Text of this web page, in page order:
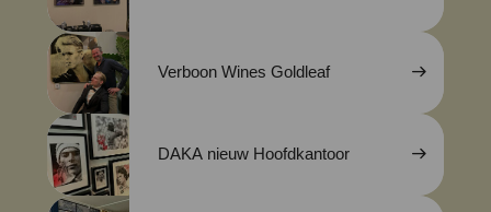
Verboon Wines Goldleaf
DAKA nieuw Hoofdkantoor